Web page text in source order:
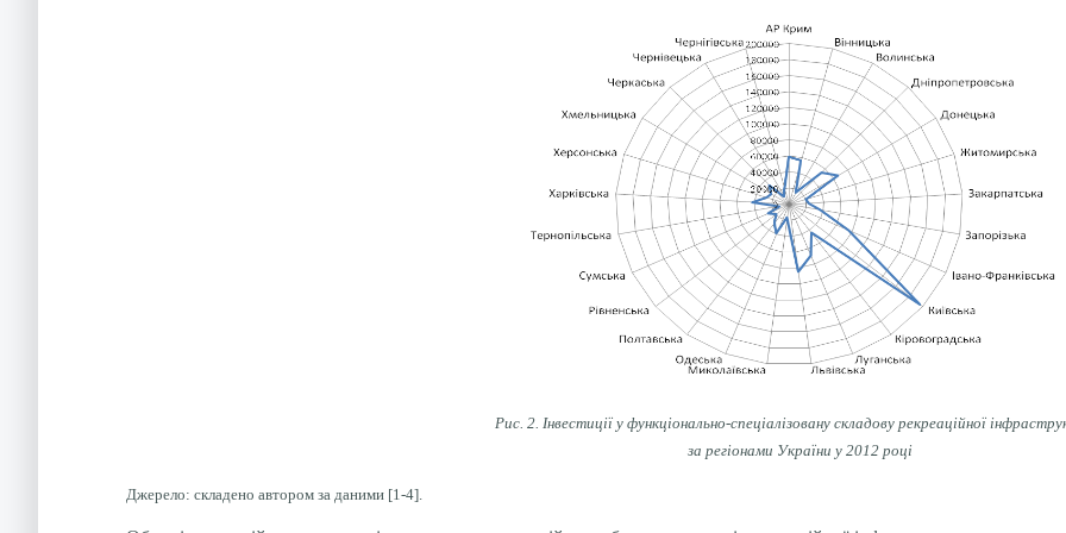
Рис. 2. Інвестиції у функціонально-спеціалізовану складову рекреаційної
за регіонами України у 2012 році
Джерело: складено автором за даними [1-4].